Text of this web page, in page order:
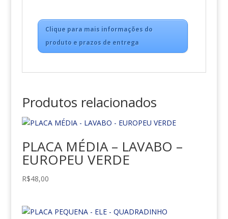
Clique para mais informações do
produto e prazos de entrega
Produtos relacionados
PLACA MÉDIA – LAVABO –
EUROPEU VERDE
R$48,00